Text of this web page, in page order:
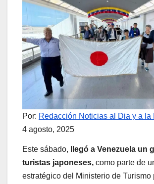
Por: Redacción Noticias al Dia y a la
4 agosto, 2025
Este sábado,
llegó a Venezuela un
turistas japoneses, como parte de
estratégico del Ministerio de Turismo